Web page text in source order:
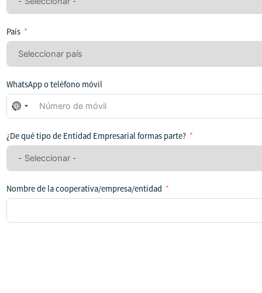
País
WhatsApp o teléfono móvil
No
se
seleccionado
ningún
¿De qué tipo de Entidad Empresarial formas parte?
Nombre de la cooperativa/empresa/entidad